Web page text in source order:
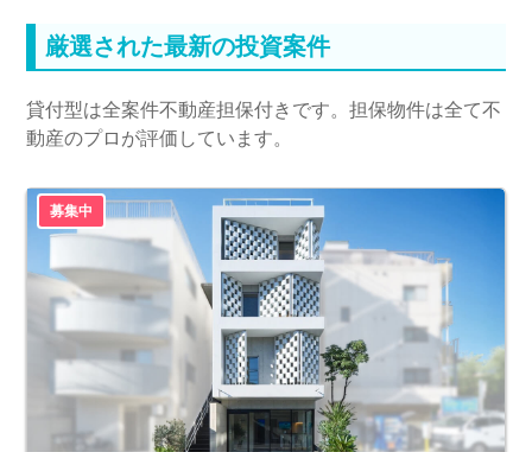
厳選された最新の投資案件
貸付型は全案件不動産担保付きです。担保物件は全て不
動産のプロが評価しています。
募集中